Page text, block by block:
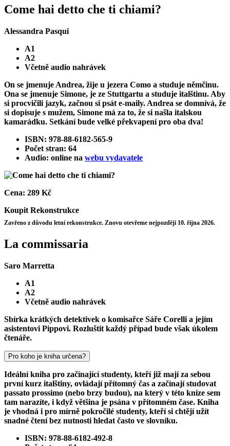
Come hai detto che ti chiami?
Alessandra Pasqui
A1
A2
Včetně audio nahrávek
On se jmenuje Andrea, žije u jezera Como a studuje němčinu.
Ona se jmenuje Simone, je ze Stuttgartu a studuje italštinu. Aby
si procvičili jazyk, začnou si psát e-maily. Andrea se domnívá, že
si dopisuje s mužem, Simone má za to, že si našla italskou
kamarádku. Setkání bude velké překvapení pro oba dva!
ISBN: 978-88-6182-565-9
Počet stran: 64
Audio: online na webu vydavatele
Cena: 289 Kč
Koupit Rekonstrukce
Zavřeno z důvodu letní rekonstrukce. Znovu otevřeme nejpozději 10. října 2026.
La commissaria
Saro Marretta
A1
A2
Včetně audio nahrávek
Sbírka krátkých detektivek o komisařce Sáře Corelli a jejím
asistentovi Pippovi. Rozluštit každý případ bude však úkolem
čtenáře.
Pro koho je kniha určena?
Ideální kniha pro začínající studenty, kteří již mají za sebou
první kurz italštiny, ovládají přítomný čas a začínají studovat
passato prossimo (nebo brzy budou), na který v této knize sem
tam narazíte, i když většina je psána v přítomném čase. Kniha
je vhodná i pro mírně pokročilé studenty, kteří si chtějí užít
snadné čtení bez nutnosti hledat často ve slovníku.
ISBN: 978-88-6182-492-8